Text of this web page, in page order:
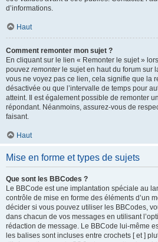
d’informations.
Haut
Comment remonter mon sujet ?
En cliquant sur le lien « Remonter le sujet »
pouvez remonterle sujet en haut du forum sur
vous ne voyez pas ce lien, cela signifie que la
désactivée ou que l’intervalle de temps pour
atteint. Il est également possible de remonter
répondant. Néanmoins, assurez-vous de
faisant.
Haut
Mise en forme et types de sujets
Que sont les BBCodes ?
Le BBCode est une implantation spéciale au
contrôle de mise en forme des éléments d’un
décider si vous pouvez utiliser les BBCodes,
dans chacun de vos messages en utilisant
rédaction de message. Le BBCode lui-même
les balises sont incluses entre crochets [ et ]